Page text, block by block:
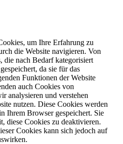
um Ihre Erfahrung zu
die Website navigieren. Von
die nach Bedarf kategorisiert
da sie für das
Funktionen der Website
auch Cookies von
analysieren und verstehen
nutzen. Diese Cookies werden
Ihrem Browser gespeichert. Sie
diese Cookies zu deaktivieren.
Cookies kann sich jedoch auf